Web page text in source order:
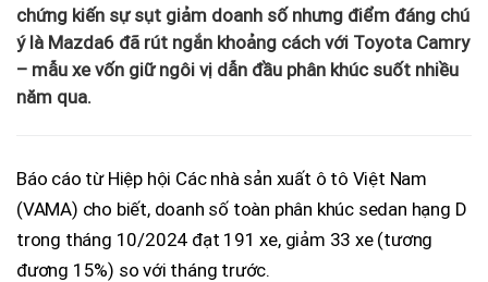
chứng kiến sự sụt giảm doanh số nhưng điểm đáng chú
ý là Mazda6 đã rút ngắn khoảng cách với Toyota Camry
– mẫu xe vốn giữ ngôi vị dẫn đầu phân khúc suốt nhiều
năm qua.
Báo cáo từ Hiệp hội Các nhà sản xuất ô tô Việt Nam
(VAMA) cho biết, doanh số toàn phân khúc sedan hạng D
trong tháng 10/2024 đạt 191 xe, giảm 33 xe (tương
đương 15%) so với tháng trước.